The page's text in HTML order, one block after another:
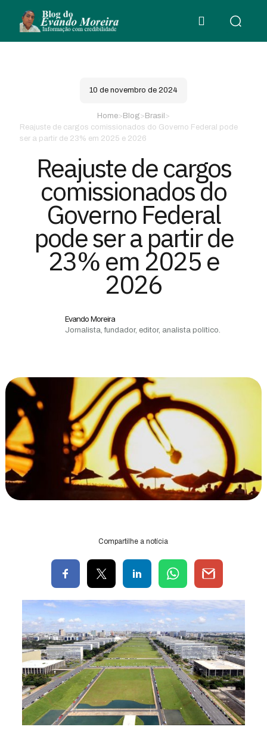
10 de novembro de 2024
Home> Blog> Brasil >
Reajuste de cargos comissionados do Governo Federal pode
ser a partir de 23% em 2025 e 2026
Reajuste de cargos
comissionados do
Governo Federal
pode ser a partir de
23% em 2025 e
2026
Evando Moreira
Jornalista, fundador, editor, analista político.
Compartilhe a notícia